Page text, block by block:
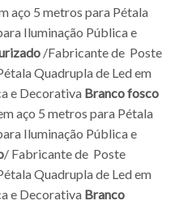
aço 5 metros para Pétala
Iluminação Pública e
/Fabricante de Poste
Quadrupla de Led em
e Decorativa Branco fosco
aço 5 metros para Pétala
Iluminação Pública e
/ Fabricante de Poste
Quadrupla de Led em
e Decorativa Branco